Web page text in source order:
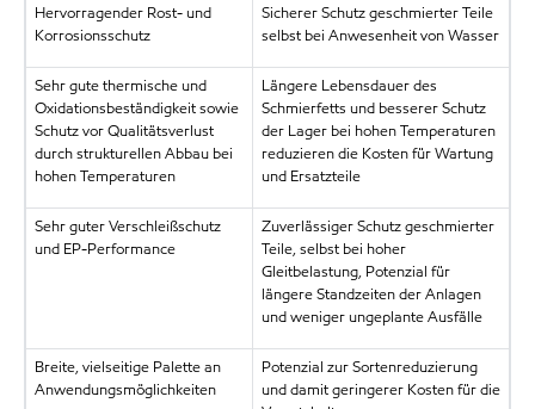
Hervorragender Rost- und
Korrosionsschutz
Sicherer Schutz geschmierter Teile
selbst bei Anwesenheit von Wasser
Sehr gute thermische und
Oxidationsbeständigkeit sowie
Schutz vor Qualitätsverlust
durch strukturellen Abbau bei
hohen Temperaturen
Längere Lebensdauer des
Schmierfetts und besserer Schutz
der Lager bei hohen Temperaturen
reduzieren die Kosten für Wartung
und Ersatzteile
Sehr guter Verschleißschutz
und EP-Performance
Zuverlässiger Schutz geschmierter
Teile, selbst bei hoher
Gleitbelastung, Potenzial für
längere Standzeiten der Anlagen
und weniger ungeplante Ausfälle
Breite, vielseitige Palette an
Anwendungsmöglichkeiten
Potenzial zur Sortenreduzierung
und damit geringerer Kosten für die